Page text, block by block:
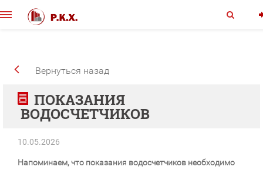
Вернуться назад
ПОКАЗАНИЯ
ВОДОСЧЕТЧИКОВ
10.05.2026
Напоминаем, что показания водосчетчиков необходимо